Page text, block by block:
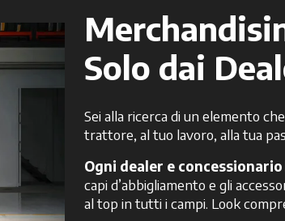
Solo dai
Sei alla ricerca di un elemento
trattore, al tuo lavoro, alla tua
Ogni dealer e
capi d’abbigliamento e gli
al top in tutti i campi. Look